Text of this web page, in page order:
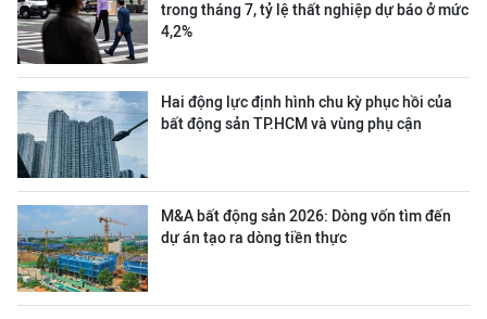
trong tháng 7, tỷ lệ thất nghiệp dự báo ở mức
4,2%
Hai động lực định hình chu kỳ phục hồi của
bất động sản TP.HCM và vùng phụ cận
M&A bất động sản 2026: Dòng vốn tìm đến
dự án tạo ra dòng tiền thực